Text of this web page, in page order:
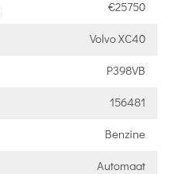
€25750
Volvo XC40
P398VB
156481
Benzine
Automaat